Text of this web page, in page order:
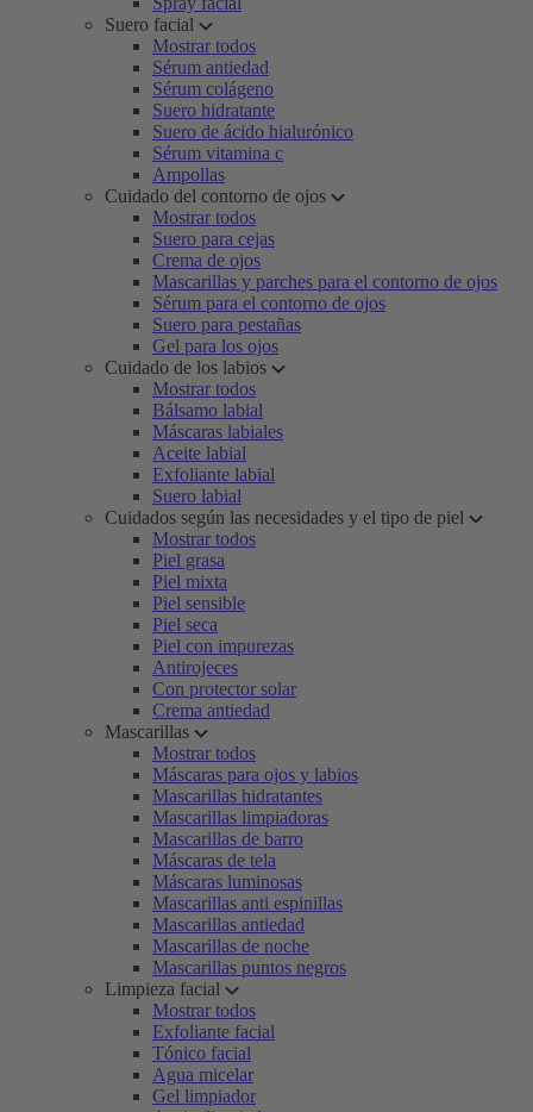
Suero facial
Mostrar todos
Sérum antiedad
Sérum colágeno
Suero hidratante
Suero de ácido hialurónico
Sérum vitamina c
Ampollas
Cuidado del contorno de ojos
Mostrar todos
Suero para cejas
Crema de ojos
Mascarillas y parches para el contorno de ojos
Sérum para el contorno de ojos
Suero para pestañas
Gel para los ojos
Cuidado de los labios
Mostrar todos
Bálsamo labial
Máscaras labiales
Aceite labial
Exfoliante labial
Suero labial
Cuidados según las necesidades y el tipo de piel
Mostrar todos
Piel grasa
Piel mixta
Piel sensible
Piel seca
Piel con impurezas
Antirojeces
Con protector solar
Crema antiedad
Mascarillas
Mostrar todos
Máscaras para ojos y labios
Mascarillas hidratantes
Mascarillas limpiadoras
Mascarillas de barro
Máscaras de tela
Máscaras luminosas
Mascarillas anti espinillas
Mascarillas antiedad
Mascarillas de noche
Mascarillas puntos negros
Limpieza facial
Mostrar todos
Exfoliante facial
Tónico facial
Agua micelar
Gel limpiador